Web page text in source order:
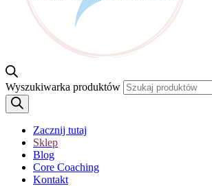
Wyszukiwarka produktów
Zacznij tutaj
Sklep
Blog
Core Coaching
Kontakt